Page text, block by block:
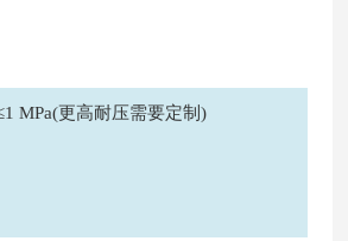
MPa(更高耐压需要定制)